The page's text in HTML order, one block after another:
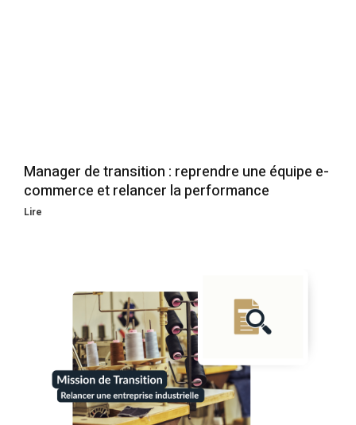
Manager de transition : reprendre une équipe e-
commerce et relancer la performance
Lire